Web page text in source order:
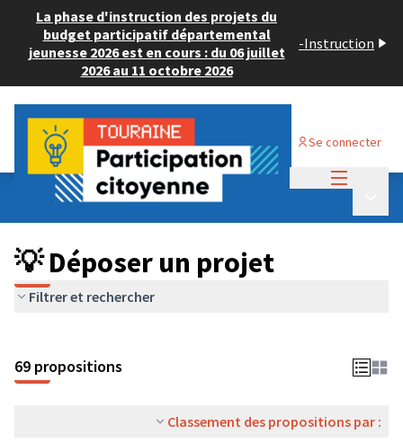
La phase d'instruction des projets du
budget participatif départemental
jeunesse 2026 est en cours : du 06 juillet
2026 au 11 octobre 2026
-Instruction
Se connecter
Budget Participatif ADULTE 2024
💡 Déposer un projet
💡 Déposer un projet
Filtrer et rechercher
69 propositions
Classement des propositions par :